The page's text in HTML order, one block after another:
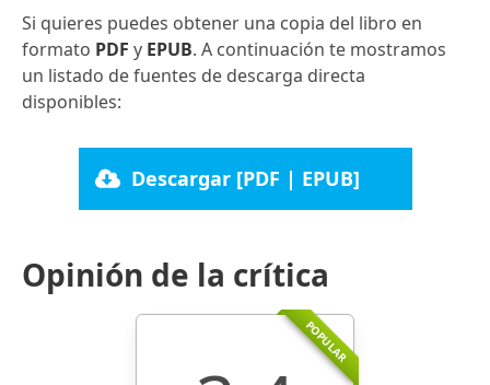
Si quieres puedes obtener una copia del libro en
formato PDF y EPUB. A continuación te mostramos
un listado de fuentes de descarga directa
disponibles:
Descargar [PDF | EPUB]
Opinión de la crítica
POPULAR